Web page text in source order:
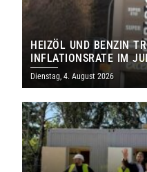
HEIZÖL UND BENZIN
INFLATIONSRATE IM
Dienstag, 4. August 2026